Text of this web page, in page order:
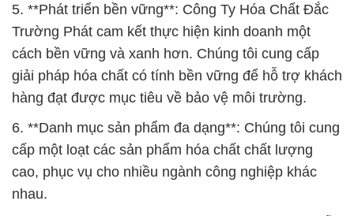
5. **Phát triển bền vững**: Công Ty Hóa Chất Đắc
Trường Phát cam kết thực hiện kinh doanh một
cách bền vững và xanh hơn. Chúng tôi cung cấp
giải pháp hóa chất có tính bền vững để hỗ trợ khách
hàng đạt được mục tiêu về bảo vệ môi trường.
6. **Danh mục sản phẩm đa dạng**: Chúng tôi cung
cấp một loạt các sản phẩm hóa chất chất lượng
cao, phục vụ cho nhiều ngành công nghiệp khác
nhau.